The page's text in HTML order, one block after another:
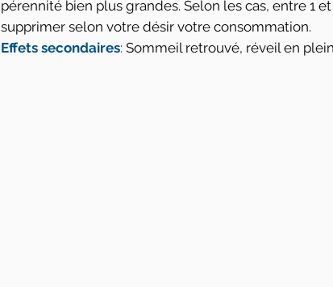
pérennité bien plus grandes. Selon les cas, entre 1
supprimer selon votre désir votre consommation.
Effets secondaires: Sommeil retrouvé, réveil en